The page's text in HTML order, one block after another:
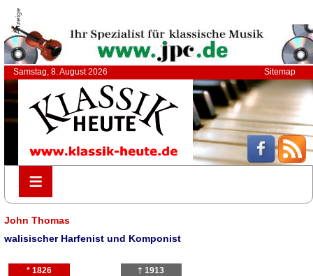
Anzeige
Samstag, 8. August 2026 Sitemap
≡
≡
John Thomas
walisischer Harfenist und Komponist
* 1826 † 1913